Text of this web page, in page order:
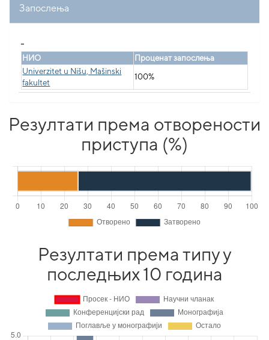
Запослења
НИО
Проценат запослења
Univerzitet u Nišu, Mašinski
fakultet
100%
Резултати према отворености
приступа (%)
Резултати према типу у
последњих 10 година